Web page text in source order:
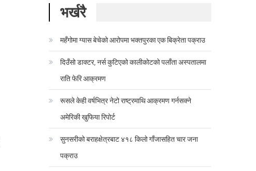
भर्खरै
महँगोमा ग्यास बेचेको आरोपमा भक्तपुरका एक बिक्रेता पक्राउ
दिउँसो डाक्टर, नर्स कुटिएको कालीकोटको पलाँता अस्पतालमा
राति फेरि आक्रमण
रूसले केही वर्षभित्र नेटो राष्ट्रमाथि आक्रमण गर्नसक्ने
अमेरिकी खुफिया रिपोर्ट
सुनसरीको बराहक्षेत्रबाट ४१८ किलो गाँजासहित चार जना
पक्राउ